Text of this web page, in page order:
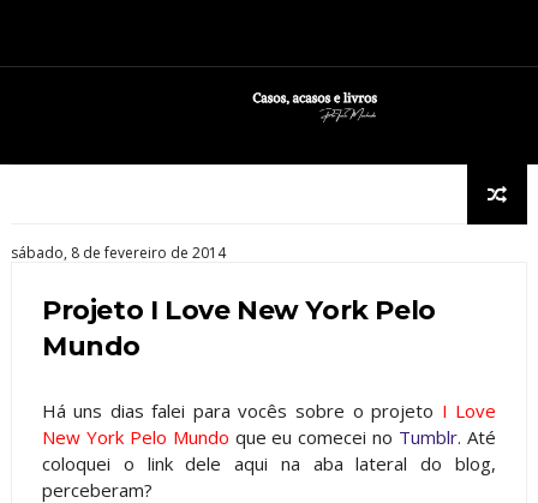
sábado, 8 de fevereiro de 2014
Projeto I Love New York Pelo
Mundo
Há uns dias falei para vocês sobre o projeto I Love
New York Pelo Mundo que eu comecei no Tumblr. Até
coloquei o link dele aqui na aba lateral do blog,
perceberam?